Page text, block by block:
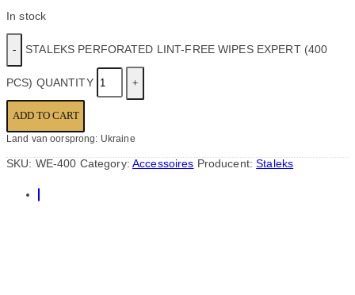
In stock
STALEKS PERFORATED LINT-FREE WIPES EXPERT (400
PCS) QUANTITY
ADD TO CART
Land van oorsprong: Ukraine
SKU: WE-400 Category:Accessoires Producent:Staleks